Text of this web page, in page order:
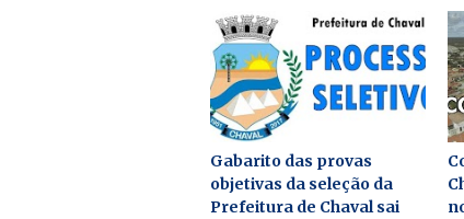
Gabarito das provas
objetivas da seleção da
Prefeitura de Chaval sai